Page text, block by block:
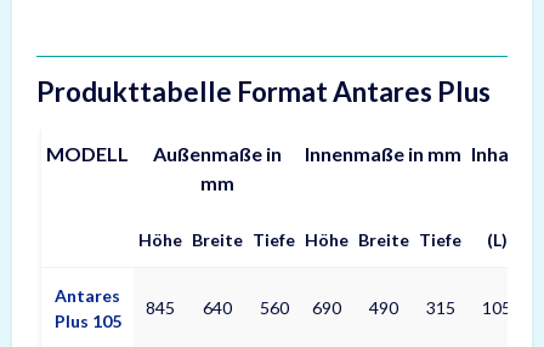
Produkttabelle Format Antares Plus
MODELL
Außenmaße in
mm
Innenmaße in mm Inhalt
Höhe Breite Tiefe Höhe Breite Tiefe (L)
Antares
Plus 105
845 640 560 690 490 315 105